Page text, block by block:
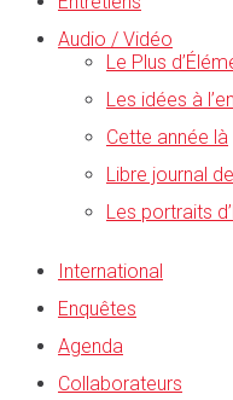
Audio / Vidéo
Le Plus
Les idées à
Cette année là
Libre journal
Les portraits
International
Enquêtes
Agenda
Collaborateurs